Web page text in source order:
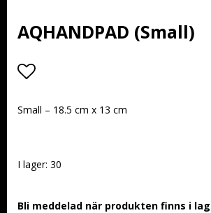
AQHANDPAD (Small)
Small – 18.5 cm x 13 cm
I lager: 30
Bli meddelad när produkten finns i